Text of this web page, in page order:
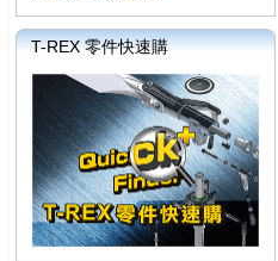
T-REX 零件快速購